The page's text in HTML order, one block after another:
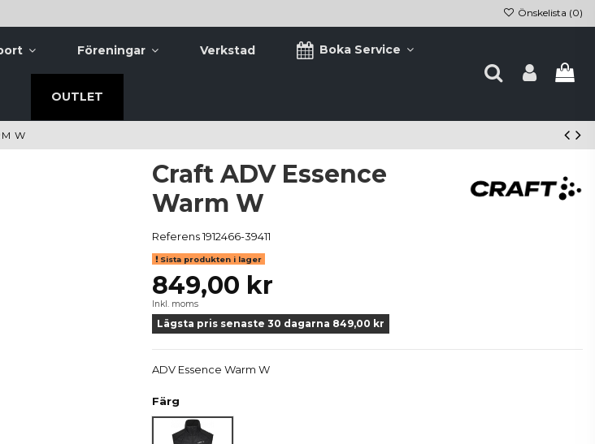
Önskelista (0)
Föreningar Verkstad Boka Service
OUTLET
W
Craft ADV Essence
Warm W
Referens1912466-39411
Sista produkten i lager
849,00 kr
Inkl. moms
Lägsta pris senaste 30 dagarna 849,00 kr
ADV Essence Warm W
Färg
Svart